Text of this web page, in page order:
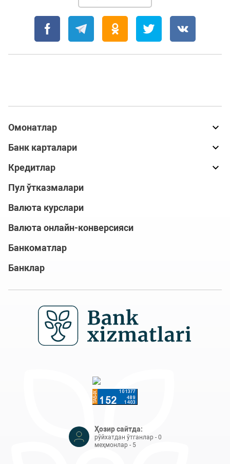
Омонатлар
Банк карталари
Кредитлар
Пул ўтказмалари
Валюта курслари
Валюта онлайн-конверсияси
Банкоматлар
Банклар
Ҳозир сайтда:
рўйхатдан ўтганлар - 0
меҳмонлар - 5